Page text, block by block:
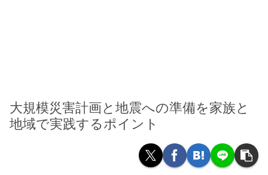
大規模災害計画と地震への準備を家族と
地域で実践するポイント